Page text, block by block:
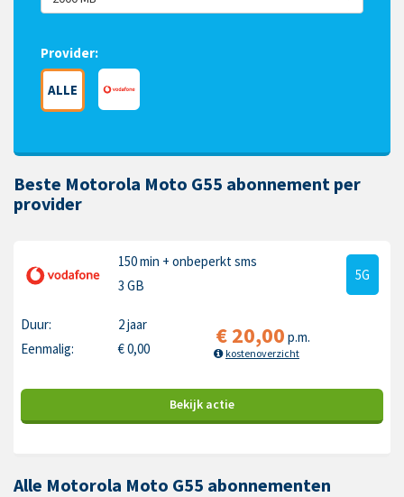
Provider:
ALLE
Beste Motorola Moto G55 abonnement per
provider
150 min + onbeperkt sms
3 GB
5G
Duur:
2 jaar
Eenmalig:
€0,00 €20,00 p.m.
kostenoverzicht
Bekijk actie
Alle Motorola Moto G55 abonnementen